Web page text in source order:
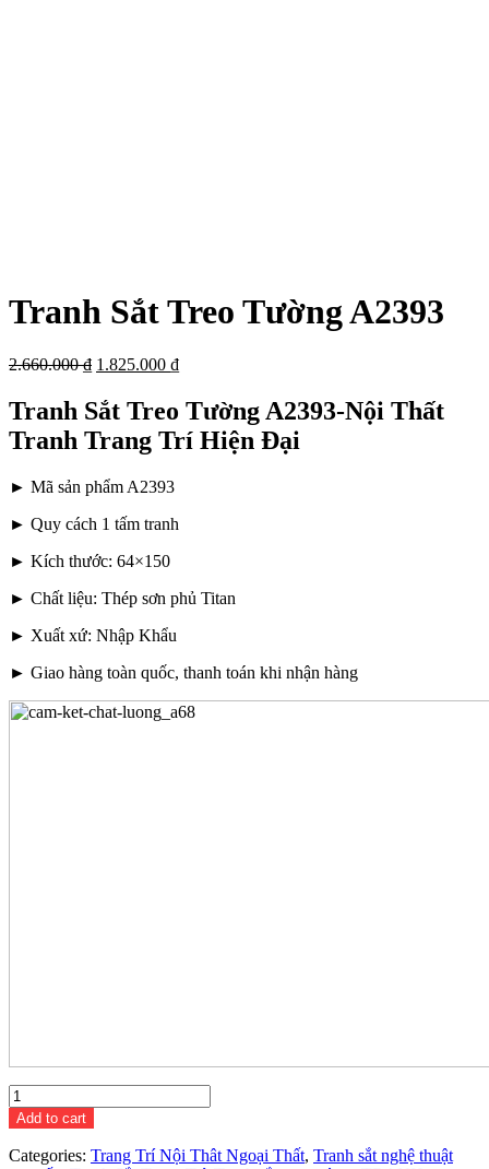
Tranh Sắt Treo Tường A2393
2.660.000₫ 1.825.000 ₫
Tranh Sắt Treo Tường A2393-Nội Thất
Tranh Trang Trí Hiện Đại
► Mã sản phẩm A2393
► Quy cách 1 tấm tranh
► Kích thước: 64×150
► Chất liệu: Thép sơn phủ Titan
► Xuất xứ: Nhập Khẩu
► Giao hàng toàn quốc, thanh toán khi nhận hàng
Tranh
Sắt
Treo
Tường
Add to cart
Categories: Trang Trí Nội Thât Ngoại Thất, Tranh sắt nghệ thuật